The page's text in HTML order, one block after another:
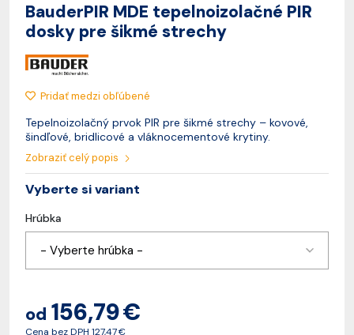
BauderPIR MDE tepelnoizolačné PIR
dosky pre šikmé strechy
Pridať medzi obľúbené
Tepelnoizolačný prvok PIR pre šikmé strechy – kovové,
šindľové, bridlicové a vláknocementové krytiny.
Zobraziť celý popis
Vyberte si variant
Hrúbka
- Vyberte hrúbka -
od 156,79 €
Cena bez DPH 127,47 €